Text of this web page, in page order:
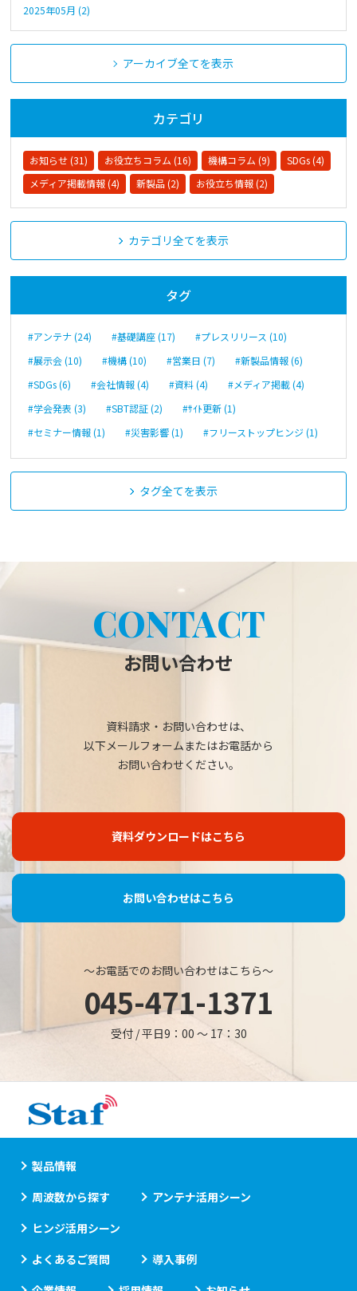
2025年05月 (2)
アーカイブ全てを表示
カテゴリ
お知らせ (31) お役立ちコラム (16) 機構コラム (9)
SDGs (4)
メディア掲載情報 (4)
新製品 (2) お役立ち情報 (2)
カテゴリ全てを表示
タグ
#アンテナ (24) #基礎講座 (17)
#プレスリリース (10)
#展示会 (10)
#機構 (10) #営業日 (7)
#新製品情報 (6)
#SDGs (6)
#会社情報 (4) #資料 (4)
#メディア掲載 (4)
#学会発表 (3)
#SBT認証 (2)
#ｻｲﾄ更新 (1)
#セミナー情報 (1)
#災害影響 (1) #フリーストップヒンジ (1)
タグ全てを表示
CONTACT
お問い合わせ
資料請求・お問い合わせは、
以下メールフォームまたはお電話から
お問い合わせください。
資料ダウンロードはこちら
お問い合わせはこちら
～お電話でのお問い合わせはこちら～
045-471-1371
受付 / 平日9：00 ～ 17：30
製品情報
周波数から探す
アンテナ活用シーン
ヒンジ活用シーン
よくあるご質問
導入事例